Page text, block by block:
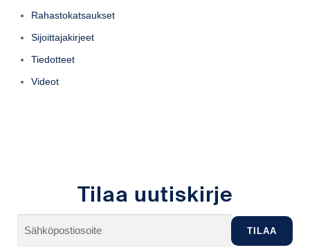
Rahastokatsaukset
Sijoittajakirjeet
Tiedotteet
Videot
Tilaa uutiskirje